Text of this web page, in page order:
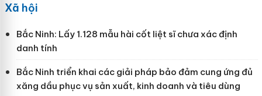
Xã hội
Bắc Ninh: Lấy 1.128 mẫu hài cốt liệt sĩ chưa xác định
danh tính
Bắc Ninh triển khai các giải pháp bảo đảm cung ứng đủ
xăng dầu phục vụ sản xuất, kinh doanh và tiêu dùng